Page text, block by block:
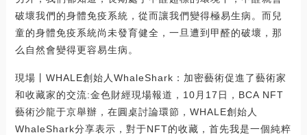
破壞我們的身體免疫系統，從而讓我們變得極易生病。而兒
童的身體免疫系統尚未發育健全，一旦遭到甲醛的破壞，那
么自然會變得更容易生病。
現場丨WHALE創始人WhaleShark：加密藝術促進了藝術家
和收藏家的交流:金色財經現場報道，10月17日，BCA NFT
藝術沙龍于京舉辦，在圓桌討論環節，WHALE創始人
WhaleShark分享表示，對于NFT的收藏，首先我是一個純粹